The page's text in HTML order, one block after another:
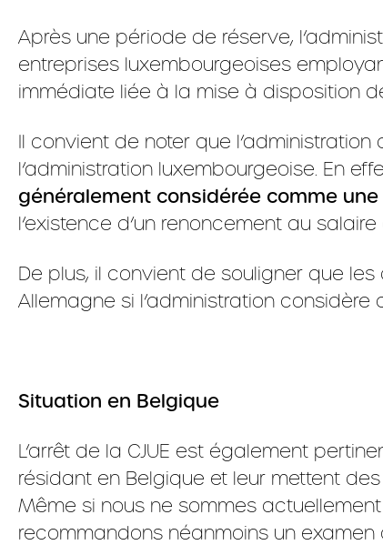
Après une période de réserve,
entreprises luxembourgeoises
immédiate liée à la mise à disposition
Il convient de noter que
l’administration luxembourgeoise. En
généralement considérée comme
l’existence d’un renoncement au
De plus, il convient de souligner que
Allemagne si l’administration
Situation en Belgique
L’arrêt de la CJUE est également
résidant en Belgique et leur mettent
Même si nous ne sommes
recommandons néanmoins un